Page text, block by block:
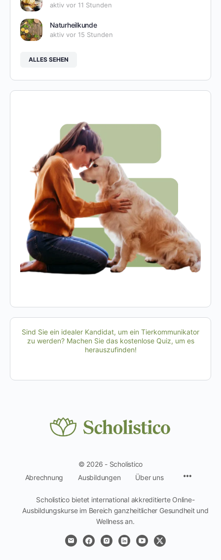
aktiv vor 11 Stunden
Naturheilkunde
aktiv vor 15 Stunden
ALLES SEHEN
Sind Sie ein idealer Kandidat, um ein Tierkommunikator
zu werden? Machen Sie das kostenlose Quiz, um es
herauszufinden!
© 2026 - Scholistico
Abrechnung
Ausbildungen Über uns
Scholistico bietet international akkreditierte Online-
Ausbildungskurse im Bereich ganzheitlicher Gesundheit und
Wellness an.